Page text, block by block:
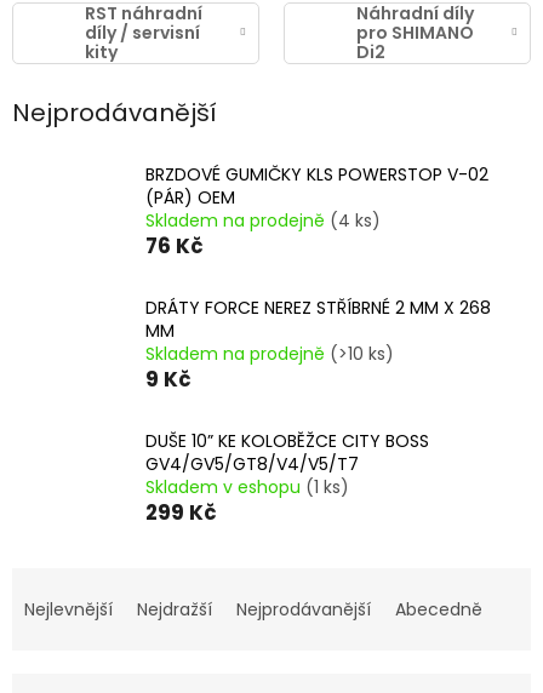
RST náhradní
díly / servisní
kity
Náhradní díly
pro SHIMANO
Di2
Nejprodávanější
BRZDOVÉ GUMIČKY KLS POWERSTOP V-02
(PÁR) OEM
Skladem na prodejně (4 ks)
76 Kč
DRÁTY FORCE NEREZ STŘÍBRNÉ 2 MM X 268
MM
Skladem na prodejně (>10 ks)
9 Kč
DUŠE 10” KE KOLOBĚŽCE CITY BOSS
GV4/GV5/GT8/V4/V5/T7
Skladem v eshopu (1 ks)
299 Kč
aNejlevnější Nejdražší Nejprodávanější Abecedně